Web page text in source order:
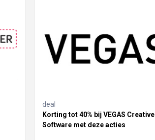
deal
Korting tot 40% bij VEGAS Creative
Software met deze acties